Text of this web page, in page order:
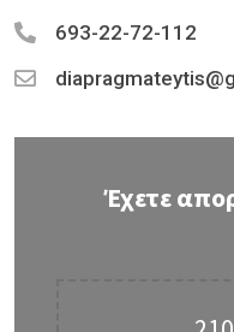
693-22-72-112
Έχετε